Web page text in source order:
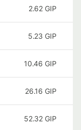
2.62 GIP
5.23 GIP
10.46 GIP
26.16 GIP
52.32 GIP